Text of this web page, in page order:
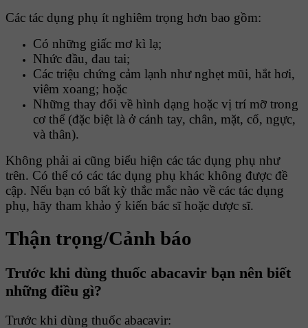
Các tác dụng phụ ít nghiêm trọng hơn bao gồm:
Có những giấc mơ kì lạ;
Nhức đầu, đau tai;
Các triệu chứng cảm lạnh như nghẹt mũi, hắt hơi,
viêm xoang; hoặc
Những thay đổi về hình dạng hoặc vị trí mỡ trong
cơ thể (đặc biệt là ở cánh tay, chân, mặt, cổ, ngực,
và thân).
Không phải ai cũng biểu hiện các tác dụng phụ như
trên. Có thể có các tác dụng phụ khác không được đề
cập. Nếu bạn có bất kỳ thắc mắc nào về các tác dụng
phụ, hãy tham khảo ý kiến bác sĩ hoặc dược sĩ.
Thận trọng/Cảnh báo
Trước khi dùng thuốc abacavir bạn nên biết
những điều gì?
Trước khi dùng thuốc abacavir: